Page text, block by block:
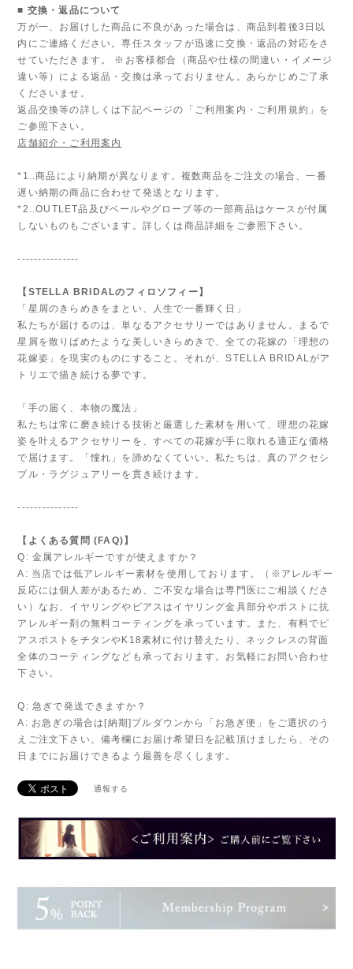
■ 交換・返品について
万が一、お届けした商品に不良があった場合は、商品到着後3日以
内にご連絡ください。専任スタッフが迅速に交換・返品の対応をさ
せていただきます。 ※お客様都合（商品や仕様の間違い・イメージ
違い等）による返品・交換は承っておりません。あらかじめご了承
くださいませ。
返品交換等の詳しくは下記ページの「ご利用案内・ご利用規約」を
ご参照下さい。
店舗紹介・ご利用案内
*1..商品により納期が異なります。複数商品をご注文の場合、一番
遅い納期の商品に合わせて発送となります。
*2..OUTLET品及びベールやグローブ等の一部商品はケースが付属
しないものもございます。詳しくは商品詳細をご参照下さい。
---------------
【STELLA BRIDALのフィロソフィー】
「星屑のきらめきをまとい、人生で一番輝く日」
私たちが届けるのは、単なるアクセサリーではありません。まるで
星屑を散りばめたような美しいきらめきで、全ての花嫁の「理想の
花嫁姿」を現実のものにすること。それが、STELLA BRIDALがア
トリエで描き続ける夢です。
「手の届く、本物の魔法」
私たちは常に磨き続ける技術と厳選した素材を用いて、理想の花嫁
姿を叶えるアクセサリーを、すべての花嫁が手に取れる適正な価格
で届けます。「憧れ」を諦めなくていい。私たちは、真のアクセシ
ブル・ラグジュアリーを貫き続けます。
---------------
【よくある質問 (FAQ)】
Q: 金属アレルギーですが使えますか？
A: 当店では低アレルギー素材を使用しております。（※アレルギー
反応には個人差があるため、ご不安な場合は専門医にご相談くださ
い）なお、イヤリングやピアスはイヤリング金具部分やポストに抗
アレルギー剤の無料コーティングを承っています。また、有料でピ
アスポストをチタンやK18素材に付け替えたり、ネックレスの背面
全体のコーティングなども承っております。お気軽にお問い合わせ
下さい。
Q: 急ぎで発送できますか？
A: お急ぎの場合は[納期]プルダウンから「お急ぎ便」をご選択のう
えご注文下さい。備考欄にお届け希望日を記載頂けましたら、その
日までにお届けできるよう最善を尽くします。
通報する